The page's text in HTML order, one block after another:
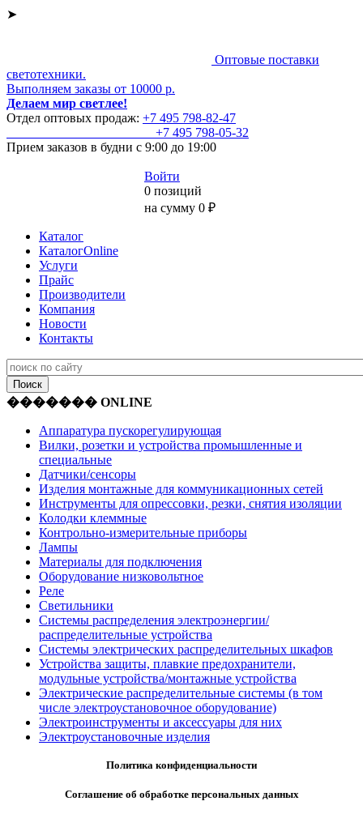
➤
Оптовые поставки
светотехники.
Выполняем заказы от 10000 р.
Делаем мир светлее!
Отдел оптовых продаж: +7 495 798-82-47
+7 495 798-05-32
Прием заказов в будни с 9:00 до 19:00
Войти
0 позиций
на сумму 0 ₽
Каталог
КаталогOnline
Услуги
Прайс
Производители
Компания
Новости
Контакты
������� ONLINE
Аппаратура пускорегулирующая
Вилки, розетки и устройства промышленные и
специальные
Датчики/сенсоры
Изделия монтажные для коммуникационных сетей
Инструменты для опрессовки, резки, снятия изоляции
Колодки клеммные
Контрольно-измерительные приборы
Лампы
Материалы для подключения
Оборудование низковольтное
Реле
Светильники
Системы распределения электроэнергии/
распределительные устройства
Системы электрических распределительных шкафов
Устройства защиты, плавкие предохранители,
модульные устройства/монтажные устройства
Электрические распределительные системы (в том
числе электроустановочное оборудование)
Электроинструменты и аксессуары для них
Электроустановочные изделия
Политика конфиденциальности
Соглашение об обработке персональных данных